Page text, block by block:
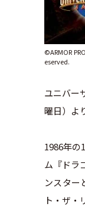
©ARMOR
eserved.
ユニバー
曜日）よ
1986年
ム『ドラ
ンスター
ト・ザ・